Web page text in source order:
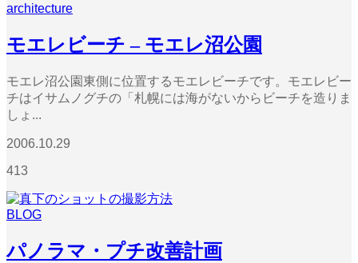
architecture
モエレビーチ – モエレ沼公園
モエレ沼公園東側に位置するモエレビーチです。モエレビー
チはイサムノグチの「札幌には海がないからビーチを造りま
しょ...
2006.10.29
413
BLOG
パノラマ・プチ改善計画